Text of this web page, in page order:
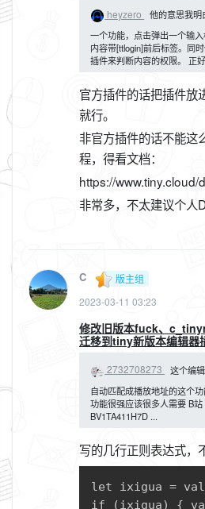
heyzero
他的意思我
一个功能，点击弹出一个输
内容带[ttlogin]前后标签。同
插件来判断内容的权限。 正
官方插件的话把插件放
就行。
非官方插件的话不能这
程，得看文档：
https://
非常多，不太建议个人
C
版主组
2023-03-11 03:23
修改旧版本fuck、
迁移到tiny新版本编辑器
2732708273
这个编
自动匹配成播放地址的这个
功能很强应该很多人需要 B
BV1TA411H7D ...
写的几行正则表达式，
let ixigua =
if (ixigua) {